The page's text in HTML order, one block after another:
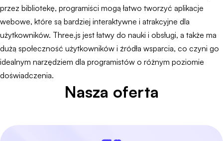
przez bibliotekę, programiści mogą łatwo tworzyć aplikacje
webowe, które są bardziej interaktywne i atrakcyjne dla
użytkowników. Three.js jest łatwy do nauki i obsługi, a także ma
dużą społeczność użytkowników i źródła wsparcia, co czyni go
idealnym narzędziem dla programistów o różnym poziomie
doświadczenia.
Nasza oferta